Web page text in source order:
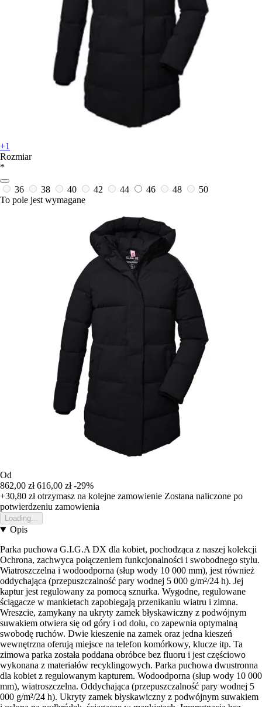
+1
Rozmiar
*
36 38 40 42 44 46 48
50
To pole jest wymagane
Od
862,00 zł 616,00 zł -29%
+30,80 złotrzymasz na kolejne zamowienie Zostana naliczone po
potwierdzeniu zamowienia
Loading...
Opis
Parka puchowa G.I.G.A DX dla kobiet, pochodząca z naszej kolekcji
Ochrona, zachwyca połączeniem funkcjonalności i swobodnego stylu.
Wiatroszczelna i wodoodporna (słup wody 10 000 mm), jest również
oddychająca (przepuszczalność pary wodnej 5 000 g/m²/24 h). Jej
kaptur jest regulowany za pomocą sznurka. Wygodne, regulowane
ściągacze w mankietach zapobiegają przenikaniu wiatru i zimna.
Wreszcie, zamykany na ukryty zamek błyskawiczny z podwójnym
suwakiem otwiera się od góry i od dołu, co zapewnia optymalną
swobodę ruchów. Dwie kieszenie na zamek oraz jedna kieszeń
wewnętrzna oferują miejsce na telefon komórkowy, klucze itp. Ta
zimowa parka została poddana obróbce bez fluoru i jest częściowo
wykonana z materiałów recyklingowych. Parka puchowa dwustronna
dla kobiet z regulowanym kapturem. Wodoodporna (słup wody 10 000
mm), wiatroszczelna. Oddychająca (przepuszczalność pary wodnej 5
000 g/m²/24 h). Ukryty zamek błyskawiczny z podwójnym suwakiem